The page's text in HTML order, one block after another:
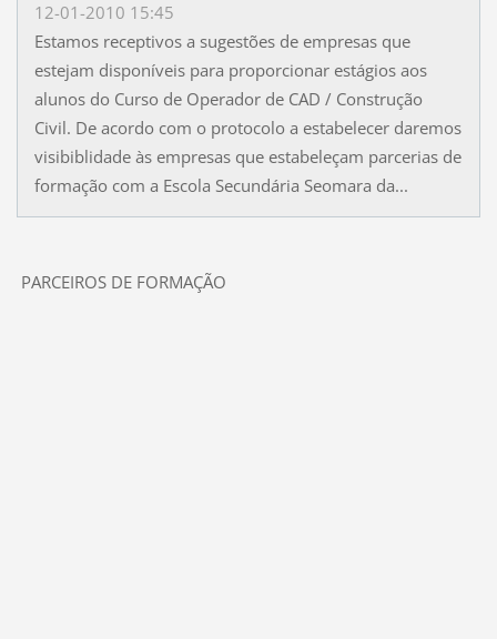
12-01-2010 15:45
Estamos receptivos a sugestões de empresas que
estejam disponíveis para proporcionar estágios aos
alunos do Curso de Operador de CAD / Construção
Civil. De acordo com o protocolo a estabelecer daremos
visibiblidade às empresas que estabeleçam parcerias de
formação com a Escola Secundária Seomara da...
PARCEIROS DE FORMAÇÃO